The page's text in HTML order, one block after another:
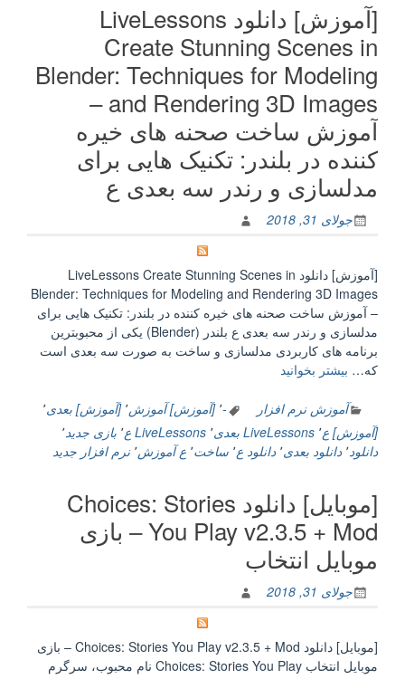
Game
+
Mod
–
بازی
گربه
ای”
[آموزش] دانلود LiveLessons
Create Stunning Scenes in
Blender: Techniques for Modeling
and Rendering 3D Images –
آموزش ساخت صحنه های خیره
کننده در بلندر: تکنیک هایی برای
مدلسازی و رندر سه بعدی ع
جولای 31, 2018
[آموزش] دانلود LiveLessons Create Stunning Scenes in
Blender: Techniques for Modeling and Rendering 3D Images
– آموزش ساخت صحنه های خیره کننده در بلندر: تکنیک هایی برای
مدلسازی و رندر سه بعدی ع بلندر (Blender) یکی از محبوبترین
برنامه های کاربردی مدلسازی و ساخت به صورت سه بعدی است
که… بیشتر بخوانید
LiveLessons
Create
Stunning
Scenes
Blender:
Techniques
for
Modeling
Rendering
–
آموزش
آموزش نرم افزار -٬ [آموزش] آموزش٬ [آموزش] بعدی٬
[آموزش] ع٬ LiveLessons بعدی ٬ LiveLessons ع ٬ بازی جدید٬
دانلود٬ دانلود بعدی٬ دانلود ع٬ ساخت٬ ع آموزش٬ نرم افزار جدید
[موبایل] دانلود Choices: Stories
You Play v2.3.5 + Mod – بازی
موبایل انتخاب
جولای 31, 2018
[موبایل] دانلود Choices: Stories You Play v2.3.5 + Mod – بازی
موبایل انتخاب Choices: Stories You Play نام محبوب، سرگرم